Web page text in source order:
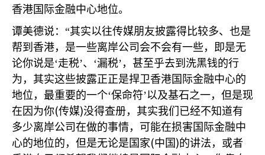
香港国际金融中心地位。
谭美德说：“其实以往传媒朋友披露得比较多、也是
帮到香港，是一些离岸公司会不会有一些，即是无
论你说是‘走税’、‘漏税’，甚至乎去到洗黑钱的行
为，其实这些披露正正是捍卫香港国际金融中心的
地位，最重要的一个‘保命符’以及基石之一，但是现
在因为你(传媒)没得查册，其实我们已经不知道有
多少离岸公司在做的事情，可能在损害国际金融中
心的地位的，但是无论是国家(中国 )的讲法，或者